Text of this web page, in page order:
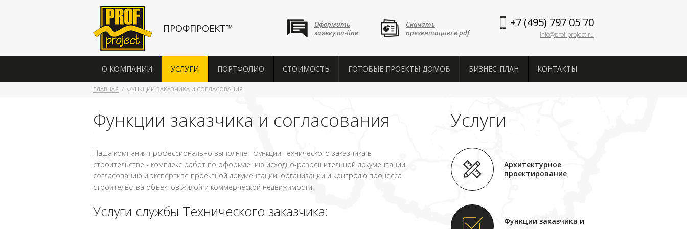
ПРОФПРОЕКТ™ +7 (495) 797 05 70
info@prof-project.ru
Оформить
заявку on-line
Скачать
презентацию в pdf
О КОМПАНИИ УСЛУГИ ПОРТФОЛИО СТОИМОСТЬ ГОТОВЫЕ ПРОЕКТЫ ДОМОВ БИЗНЕС-ПЛАН КОНТАКТЫ
ГЛАВНАЯ ФУНКЦИИ ЗАКАЗЧИКА И СОГЛАСОВАНИЯ
Функции заказчика и согласования
Наша компания профессионально выполняет функции технического заказчика в
строительстве - комплекс работ по оформлению исходно-разрешительной документации,
согласованию и экспертизе проектной документации, организации и контролю процесса
строительства объектов жилой и коммерческой недвижимости.
Услуги службы Технического заказчика:
Услуги
Архитектурное
проектирование
Функции заказчика и